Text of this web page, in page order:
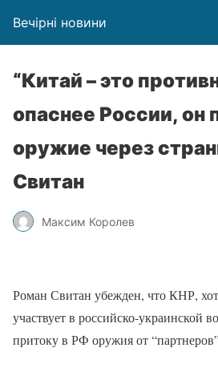
Вечірні новини
“Китай – это
опаснее России, он
оружие через
Свитан
Максим Королев
Роман Свитан убежден, что КНР,
участвует в российско-украинской
притоку в РФ оружия от